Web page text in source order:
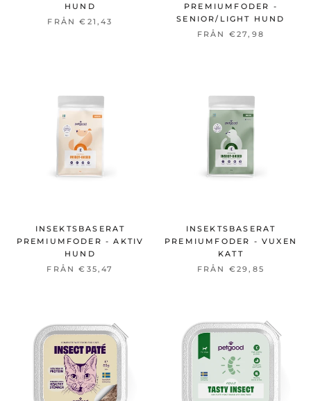
HUND
FRÅN €21,43
PREMIUMFODER -
SENIOR/LIGHT HUND
FRÅN €27,98
INSEKTSBASERAT
PREMIUMFODER - AKTIV
HUND
FRÅN €35,47
INSEKTSBASERAT
PREMIUMFODER - VUXEN
KATT
FRÅN €29,85